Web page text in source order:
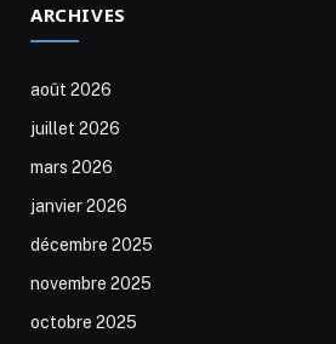
ARCHIVES
août 2026
juillet 2026
mars 2026
janvier 2026
décembre 2025
novembre 2025
octobre 2025